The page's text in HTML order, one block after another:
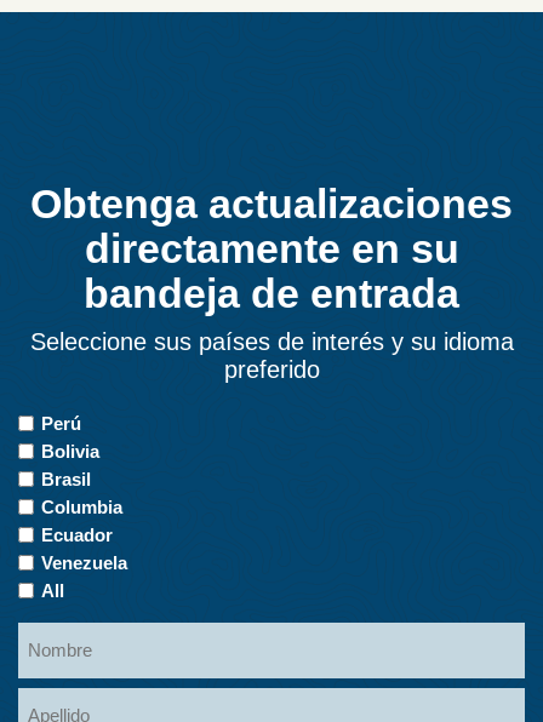
Obtenga actualizaciones
directamente en su
bandeja de entrada
Seleccione sus países de interés y su idioma
preferido
Countries
of
Interest
Perú
Bolivia
Brasil
Columbia
Ecuador
Venezuela
All
Nombre